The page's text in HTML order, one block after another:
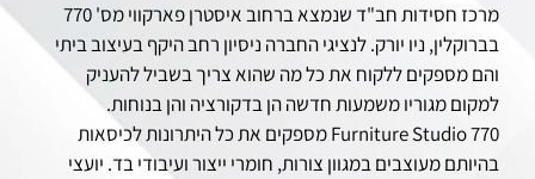
מרכז חסידות חב"ד שנמצא ברחוב איסטרן פארקווי מס' 770
בברוקלין, ניו יורק. לנציגי החברה ניסיון רחב היקף בעיצוב ביתי
והם מספקים ללקוח את כל מה שהוא צריך בשביל להעניק
למקום מגוריו משמעות חדשה הן בדקורציה והן בנוחות.
Furniture Studio 770 מספקים את כל היתרונות לכיסאות
בהיותם מעוצבים במגוון צורות, חומרי ייצור ועיבודי בד. יועצי